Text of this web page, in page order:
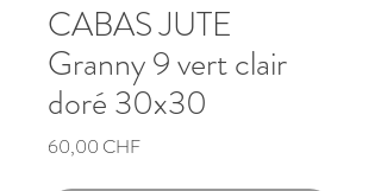
CABAS JUTE
Granny 9 vert clair
doré 30x30
60,00 CHFPrix